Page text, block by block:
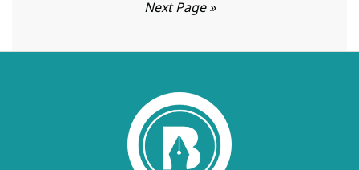
Next Page »